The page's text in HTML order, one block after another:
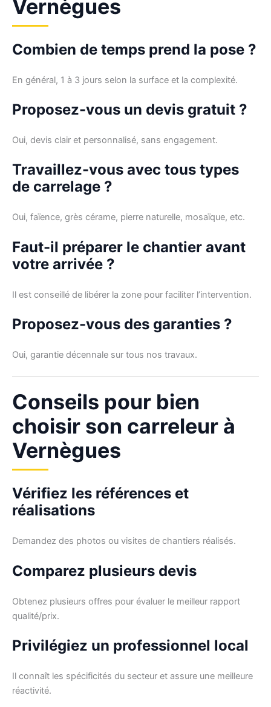
Vernègues
Combien de temps prend la pose ?
En général, 1 à 3 jours selon la surface et la complexité.
Proposez-vous un devis gratuit ?
Oui, devis clair et personnalisé, sans engagement.
Travaillez-vous avec tous types
de carrelage ?
Oui, faïence, grès cérame, pierre naturelle, mosaïque, etc.
Faut-il préparer le chantier avant
votre arrivée ?
Il est conseillé de libérer la zone pour faciliter l’intervention.
Proposez-vous des garanties ?
Oui, garantie décennale sur tous nos travaux.
Conseils pour bien
choisir son carreleur à
Vernègues
Vérifiez les références et
réalisations
Demandez des photos ou visites de chantiers réalisés.
Comparez plusieurs devis
Obtenez plusieurs offres pour évaluer le meilleur rapport
qualité/prix.
Privilégiez un professionnel local
Il connaît les spécificités du secteur et assure une meilleure
réactivité.